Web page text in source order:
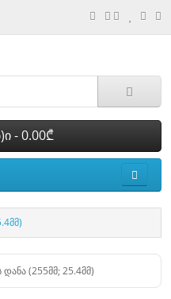
- 0.00₾